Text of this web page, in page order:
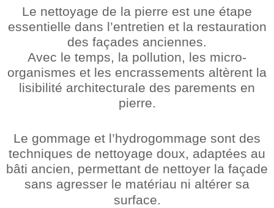
Le nettoyage de la pierre est une étape
essentielle dans l’entretien et la restauration
des façades anciennes.
Avec le temps, la pollution, les micro-
organismes et les encrassements altèrent la
lisibilité architecturale des parements en
pierre.
Le gommage et l’hydrogommage sont des
techniques de nettoyage doux, adaptées au
bâti ancien, permettant de nettoyer la façade
sans agresser le matériau ni altérer sa
surface.